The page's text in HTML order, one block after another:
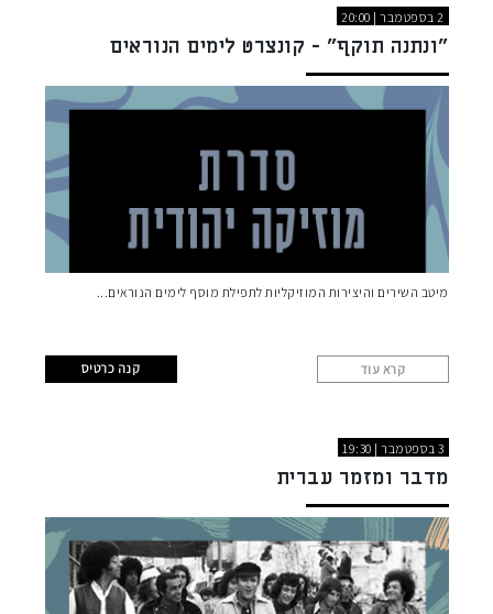
2 בספטמבר | 20:00
"ונתנה תוקף" - קונצרט לימים הנוראים
מיטב השירים והיצירות המוזיקליות לתפילת מוסף לימים הנוראים
קרא עוד קנה כרטיס
3 בספטמבר | 19:30
מדבר ומזמר עברית